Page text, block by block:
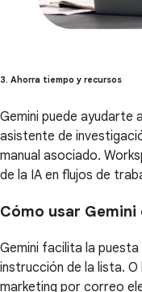
3. Ahorra tiempo y recursos
Gemini puede
asistente de
manual asociado.
de la IA en flujos de
Cómo usar
Gemini facilita la
instrucción de la lista. O
marketing por correo